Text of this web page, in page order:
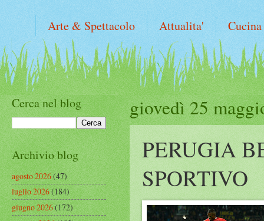
Arte & Spettacolo Attualita' Cucina
giovedì 25
PERUGIA
SPORTIVO
Cerca nel blog
Archivio blog
agosto 2026(47)
luglio 2026(184)
giugno 2026(172)